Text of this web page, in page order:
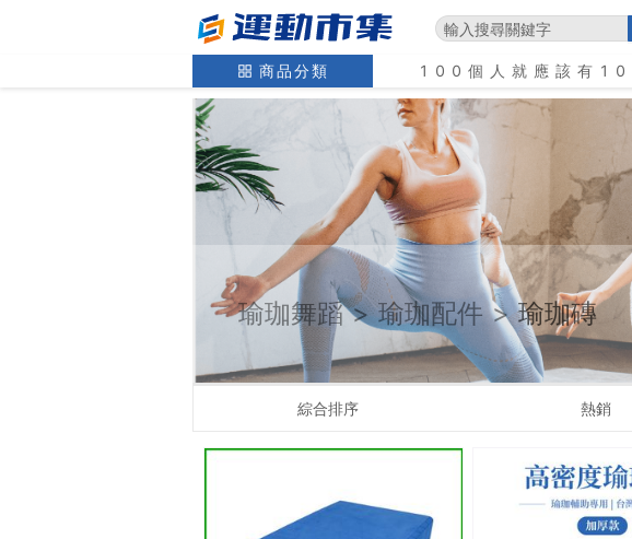
商品分類 100個人就應該有
瑜珈舞蹈 > 瑜珈配件 > 瑜珈磚
綜合排序 熱銷